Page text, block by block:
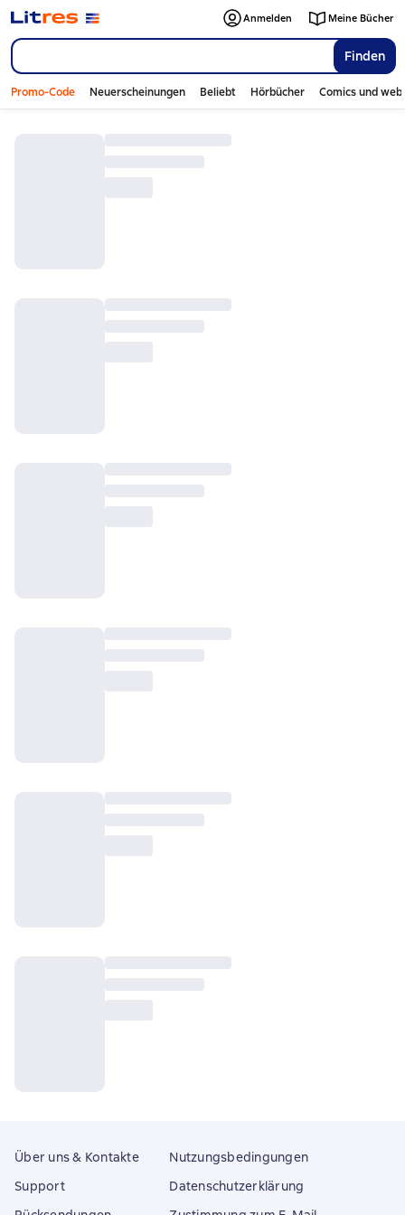
Finden
Anmelden Meine Bücher
Promo-Code Neuerscheinungen Beliebt Hörbücher Comics und
Über uns & Kontakte
Support
Nutzungsbedingungen
Datenschutzerklärung